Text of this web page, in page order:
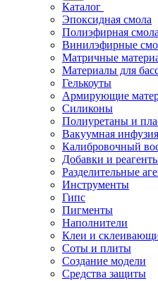
Каталог
Эпоксидная смола
Полиэфирная смола
Винилэфирные
Матричные
Материалы для
Гелькоуты
Армирующие
Силиконы
Полиуретаны и
Вакуумная инфузия
Калибровочный
Добавки и
Разделительные
Инструменты
Гипс
Пигменты
Наполнители
Клеи и
Соты и плиты
Создание модели
Средства защиты